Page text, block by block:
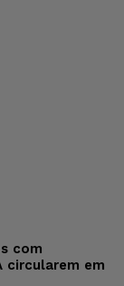
com
circularem em